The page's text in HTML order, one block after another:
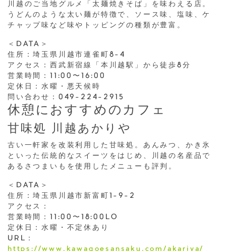
川越のご当地グルメ「太麺焼きそば」を味わえる店。
うどんのような太い麺が特徴で、ソース味、塩味、ケ
チャップ味など味やトッピングの種類が豊富。
＜DATA＞
住所：埼玉県川越市連雀町8-4
アクセス：西武新宿線「本川越駅」から徒歩8分
営業時間：11:00〜16:00
定休日：水曜・悪天候時
問い合わせ：049-224-2915
休憩におすすめのカフェ
甘味処 川越あかりや
古い一軒家を改装利用した甘味処。あんみつ、かき氷
といった伝統的なスイーツをはじめ、川越の名産品で
あるさつまいもを使用したメニューも評判。
＜DATA＞
住所：埼玉県川越市新富町1-9-2
アクセス：
営業時間：11:00〜18:00LO
定休日：水曜・不定休あり
URL：
https://www.kawagoesansaku.com/akariya/